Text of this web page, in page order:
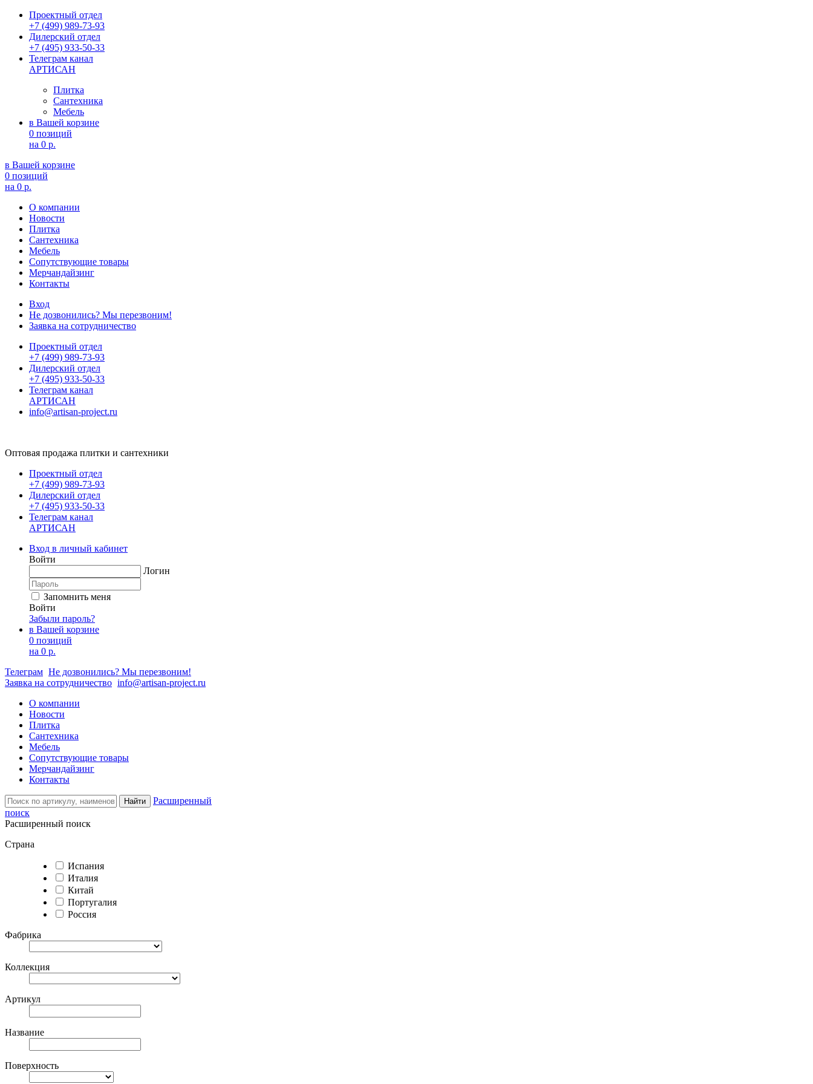
Проектный отдел
+7 (499) 989-73-93
Дилерский отдел
+7 (495) 933-50-33
Телеграм канал
АРТИСАН
Плитка
Сантехника
Мебель
в Вашей корзине
0 позиций
на 0 р.
в Вашей корзине
0 позиций
на 0 р.
О компании
Новости
Плитка
Сантехника
Мебель
Сопутствующие товары
Мерчандайзинг
Контакты
Вход
Не дозвонились? Мы перезвоним!
Заявка на сотрудничество
Проектный отдел
+7 (499) 989-73-93
Дилерский отдел
+7 (495) 933-50-33
Телеграм канал
АРТИСАН
info@artisan-project.ru
Оптовая продажа плитки и сантехники
Проектный отдел
+7 (499) 989-73-93
Дилерский отдел
+7 (495) 933-50-33
Телеграм канал
АРТИСАН
Вход в личный кабинет
Войти
Логин
Запомнить меня
Войти
Забыли пароль?
в Вашей корзине
0 позиций
на 0 р.
Телеграм Не дозвонились? Мы перезвоним!
Заявка на сотрудничество info@artisan-project.ru
О компании
Новости
Плитка
Сантехника
Мебель
Сопутствующие товары
Мерчандайзинг
Контакты
Найти
Расширенный
поиск
Расширенный поиск
Страна
Испания
Италия
Китай
Португалия
Россия
Фабрика
Коллекция
Артикул
Название
Поверхность